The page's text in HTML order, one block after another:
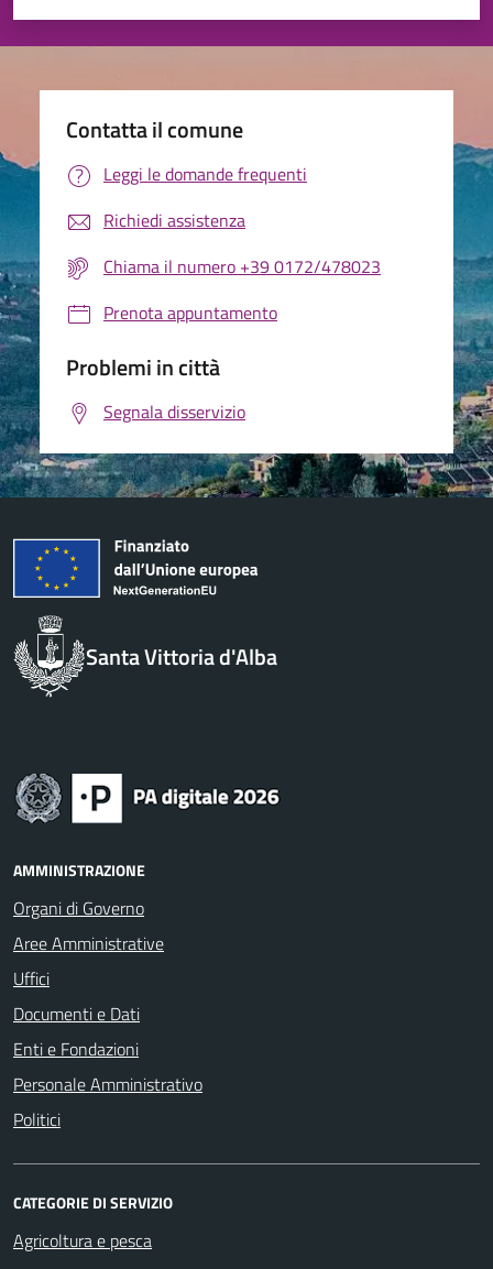
Valuta 5 stelle su 5
Valuta 4 stelle su 5
Valuta 3 stelle su 5
Valuta 2 stelle su 5
Valuta 1 stelle su 5
Contatta il comune
Leggi le domande frequenti
Richiedi assistenza
Chiama il numero +39 0172/478023
Prenota appuntamento
Problemi in città
Segnala disservizio
Santa Vittoria d'Alba
AMMINISTRAZIONE
Organi di Governo
Aree Amministrative
Uffici
Documenti e Dati
Enti e Fondazioni
Personale Amministrativo
Politici
CATEGORIE DI SERVIZIO
Agricoltura e pesca